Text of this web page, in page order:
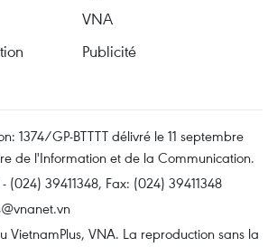
VNA
Publicité
1374/GP-BTTTT délivré le 11 septembre
de l'Information et de la Communication.
(024) 39411348, Fax: (024) 39411348
VNA. La reproduction sans la